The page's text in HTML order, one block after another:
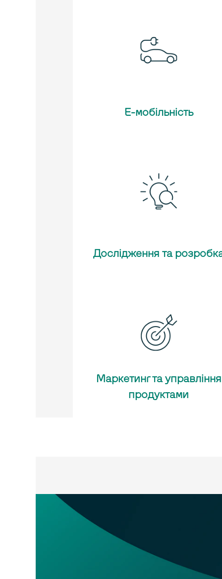
Е-мобільність
Дослідження та
Маркетинг та управління
продуктами